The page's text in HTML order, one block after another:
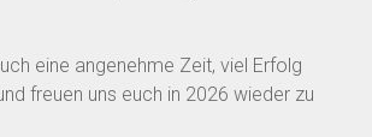
eine angenehme Zeit, viel Erfolg
freuen uns euch in 2026 wieder zu